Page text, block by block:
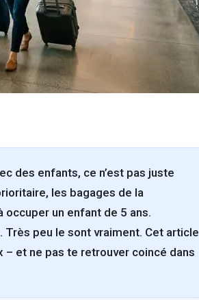
des enfants, ce n’est pas juste
les bagages de la
un enfant de 5 ans.
peu le sont vraiment. Cet article
et ne pas te retrouver coincé dans